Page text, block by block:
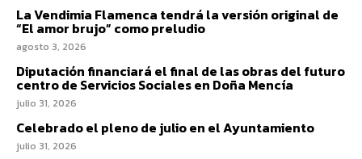
La Vendimia Flamenca tendrá la versión original de
“El amor brujo” como preludio
agosto 3, 2026
Diputación financiará el final de las obras del futuro
centro de Servicios Sociales en Doña Mencía
julio 31, 2026
Celebrado el pleno de julio en el Ayuntamiento
julio 31, 2026